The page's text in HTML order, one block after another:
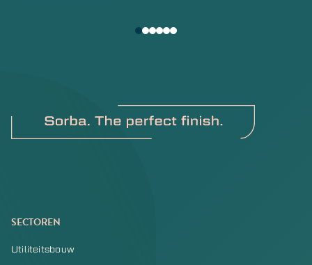
SECTOREN
Utiliteitsbouw